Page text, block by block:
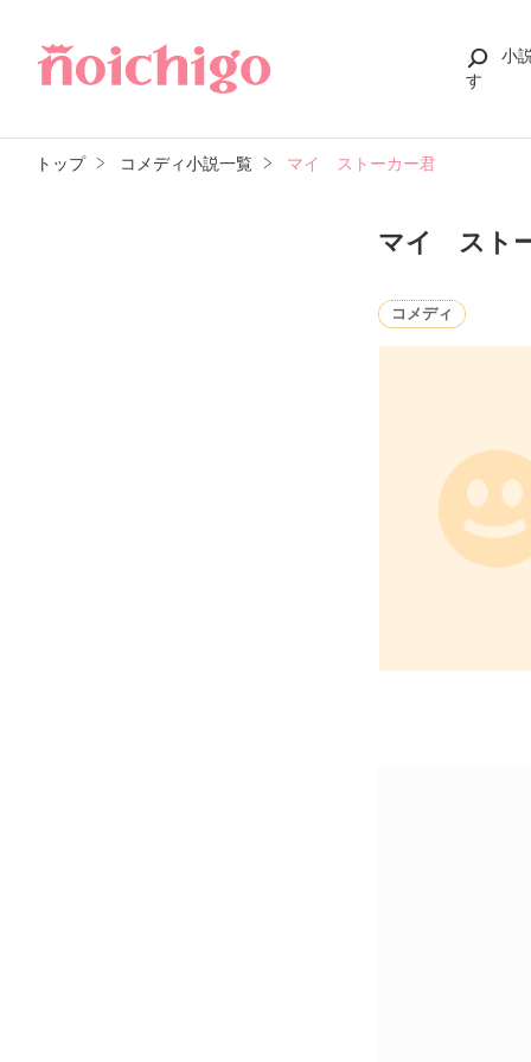
小
す
トップ コメディ小説一覧 マイ ストーカー君
マイ スト
コメディ